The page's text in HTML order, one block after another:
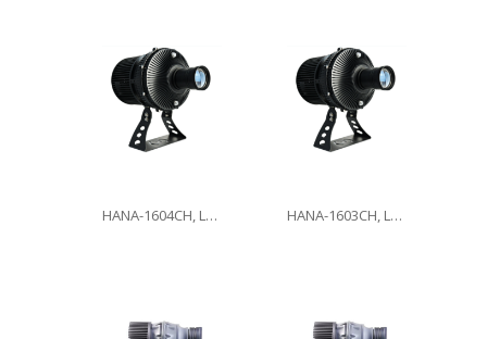
HANA-1604CH, LED160W HANA-1603CH, LED160W